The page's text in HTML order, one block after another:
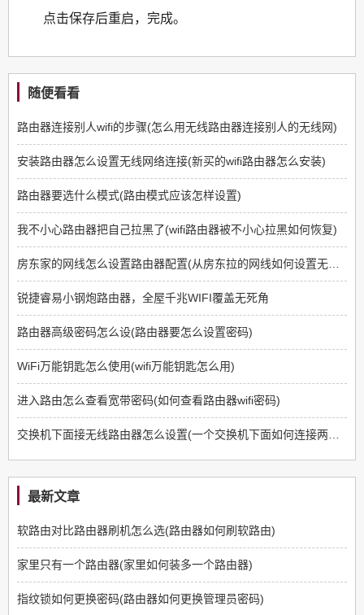
点击保存后重启，完成。
随便看看
路由器连接别人wifi的步骤(怎么用无线路由器连接别人的无线网)
安装路由器怎么设置无线网络连接(新买的wifi路由器怎么安装)
路由器要选什么模式(路由模式应该怎样设置)
我不小心路由器把自己拉黑了(wifi路由器被不小心拉黑如何恢复)
锐捷睿易小钢炮路由器，全屋千兆WIFI覆盖无死角
路由器高级密码怎么设(路由器要怎么设置密码)
WiFi万能钥匙怎么使用(wifi万能钥匙怎么用)
进入路由怎么查看宽带密码(如何查看路由器wifi密码)
最新文章
软路由对比路由器刷机怎么选(路由器如何刷软路由)
家里只有一个路由器(家里如何装多一个路由器)
指纹锁如何更换密码(路由器如何更换管理员密码)